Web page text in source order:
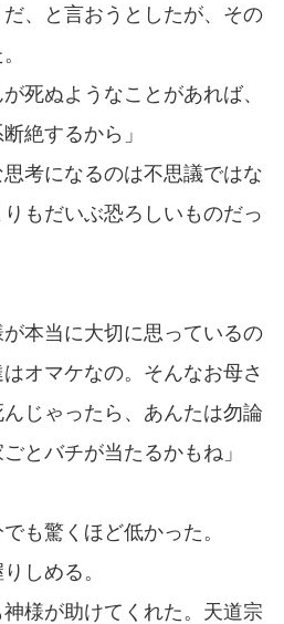
、と言おうとしたが、その
死ぬようなことがあれば、
絶するから」
考になるのは不思議ではな
もだいぶ恐ろしいものだっ
が本当に大切に思っているの
オマケなの。そんなお母さ
じゃったら、あんたは勿論
とバチが当たるかもね」
も驚くほど低かった。
しめる。
神様が助けてくれた。天道宗